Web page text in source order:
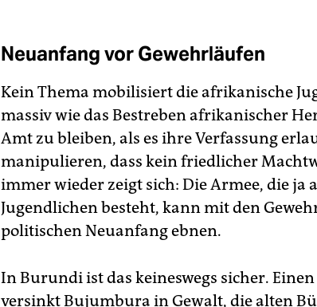
Neuanfang vor Gewehrläufen
Kein Thema mobilisiert die afrikanische
massiv wie das Bestreben afrikanischer
Amt zu bleiben, als es ihre Verfassung
manipulieren, dass kein friedlicher
immer wieder zeigt sich: Die Armee, die ja
Jugendlichen besteht, kann mit den
politischen Neuanfang ebnen.
In Burundi ist das keineswegs sicher.
versinkt Bujumbura in Gewalt, die alten